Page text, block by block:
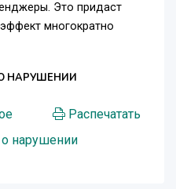
Это придаст
многократно
НАРУШЕНИИ
Распечатать
нарушении